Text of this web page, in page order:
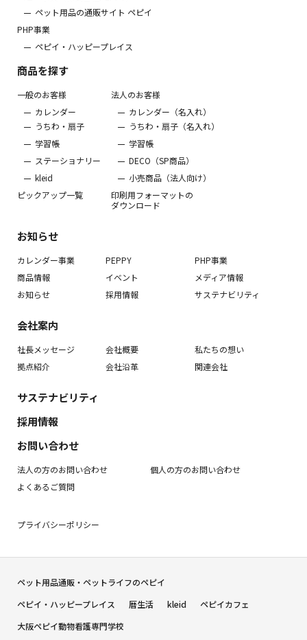
ペット用品の通販サイト ペピイ
PHP事業
ペピイ・ハッピープレイス
商品を探す
一般のお客様
カレンダー
うちわ・扇子
学習帳
ステーショナリー
kleid
ピックアップ一覧
法人のお客様
カレンダー（名入れ）
うちわ・扇子（名入れ）
学習帳
DECO（SP商品）
小売商品（法人向け）
印刷用フォーマットの
ダウンロード
お知らせ
カレンダー事業 PEPPY
PHP事業
商品情報
イベント
メディア情報
お知らせ
採用情報 サステナビリティ
会社案内
社長メッセージ 会社概要
私たちの想い
拠点紹介
会社沿革 関連会社
サステナビリティ
採用情報
お問い合わせ
法人の方のお問い合わせ
個人の方のお問い合わせ
よくあるご質問
プライバシーポリシー
ペット用品通販・ペットライフのペピイ
ペピイ・ハッピープレイス
暦生活 kleid
ペピイカフェ
大阪ペピイ動物看護専門学校